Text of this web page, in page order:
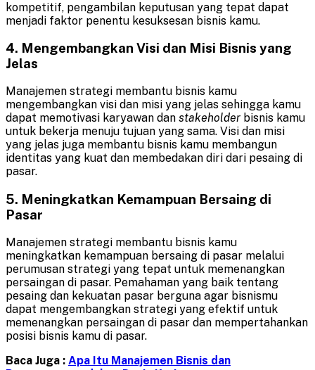
kompetitif, pengambilan keputusan yang tepat dapat
menjadi faktor penentu kesuksesan bisnis kamu.
4. Mengembangkan Visi dan Misi Bisnis yang
Jelas
Manajemen strategi membantu bisnis kamu
mengembangkan visi dan misi yang jelas sehingga kamu
dapat memotivasi karyawan dan stakeholder bisnis kamu
untuk bekerja menuju tujuan yang sama. Visi dan misi
yang jelas juga membantu bisnis kamu membangun
identitas yang kuat dan membedakan diri dari pesaing di
pasar.
5. Meningkatkan Kemampuan Bersaing di
Pasar
Manajemen strategi membantu bisnis kamu
meningkatkan kemampuan bersaing di pasar melalui
perumusan strategi yang tepat untuk memenangkan
persaingan di pasar. Pemahaman yang baik tentang
pesaing dan kekuatan pasar berguna agar bisnismu
dapat mengembangkan strategi yang efektif untuk
memenangkan persaingan di pasar dan mempertahankan
posisi bisnis kamu di pasar.
Baca Juga : Apa Itu Manajemen Bisnis dan